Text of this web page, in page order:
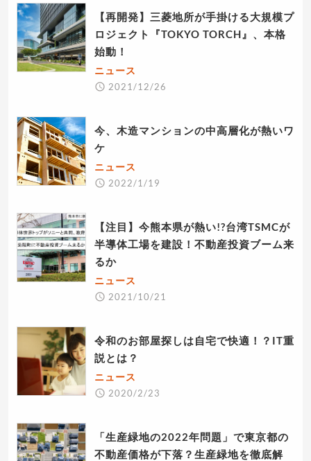
【再開発】三菱地所が手掛ける大規模プ
ロジェクト『TOKYO TORCH』、本格
始動！
ニュース
2021/12/26
今、木造マンションの中高層化が熱いワ
ケ
ニュース
2022/1/19
【注目】今熊本県が熱い!?台湾TSMCが
半導体工場を建設！不動産投資ブーム来
るか
ニュース
2021/10/21
令和のお部屋探しは自宅で快適！？IT重
説とは？
ニュース
2020/2/23
「生産緑地の2022年問題」で東京都の
不動産価格が下落？生産緑地を徹底解